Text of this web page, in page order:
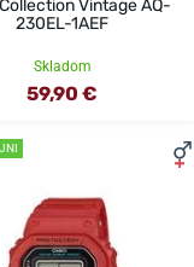
Vintage AQ-
230EL-1AEF
Skladom
59,90 €